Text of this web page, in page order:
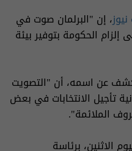
، إن "البرلمان صوت في
على إلزام الحكومة بتوفير بيئة
عن اسمه، أن "التصويت
تأجيل الانتخابات في بعض
الملائمة".